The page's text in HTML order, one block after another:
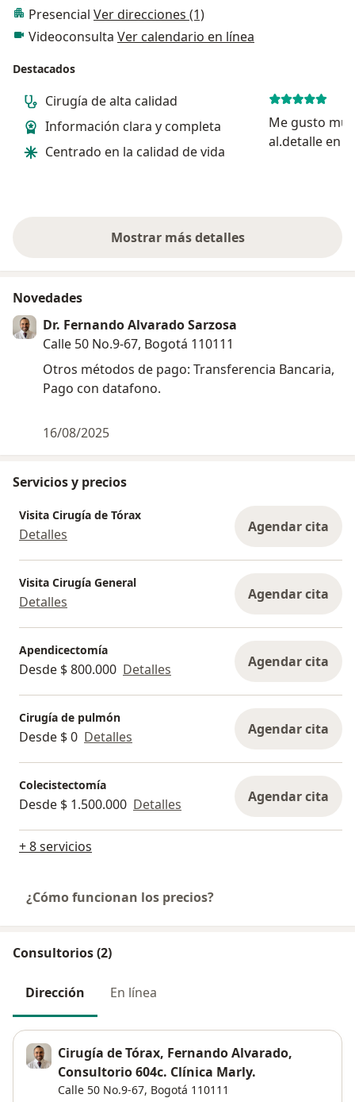
Presencial Ver direcciones (1)
Videoconsulta Ver calendario en línea
Destacados
Cirugía de alta calidad
Información clara y completa
Centrado en la calidad de vida
Me gusto
al.detalle en
Mostrar más detalles
sobre la experiencia
Novedades
Dr. Fernando Alvarado Sarzosa
Calle 50 No.9-67, Bogotá 110111
Otros métodos de pago: Transferencia Bancaria,
Pago con datafono.
16/08/2025
Servicios y precios
Visita Cirugía de Tórax
Detalles Agendar cita
Visita Cirugía General
Detalles Agendar cita
Apendicectomía
Desde $ 800.000 Detalles Agendar cita
Cirugía de pulmón
Desde $ 0 Detalles Agendar cita
Colecistectomía
Desde $ 1.500.000 Detalles Agendar cita
+ 8 servicios
¿Cómo funcionan los precios?
Consultorios (2)
Dirección En línea
Cirugía de Tórax, Fernando Alvarado,
Consultorio 604c. Clínica Marly.
Calle 50 No.9-67, Bogotá 110111